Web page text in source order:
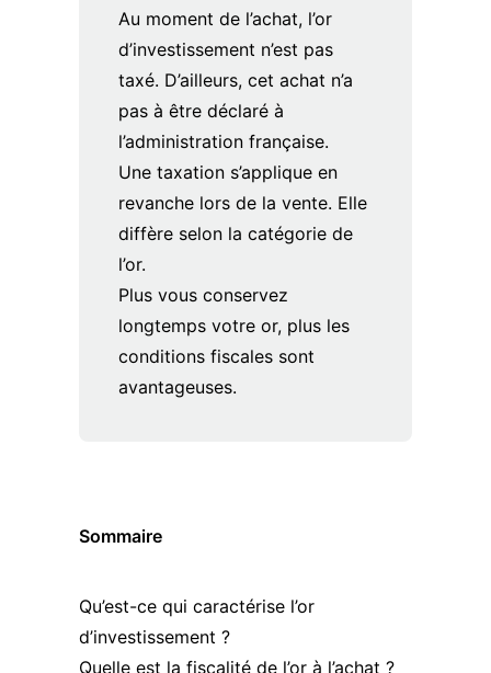
Au moment de l’achat, l’or
d’investissement n’est pas
taxé. D’ailleurs, cet achat n’a
pas à être déclaré à
l’administration française.
Une taxation s’applique en
revanche lors de la vente. Elle
diffère selon la catégorie de
l’or.
Plus vous conservez
longtemps votre or, plus les
conditions fiscales sont
avantageuses.
Sommaire
Qu’est-ce qui caractérise l’or
d’investissement ?
Quelle est la fiscalité de l’or à l’achat ?